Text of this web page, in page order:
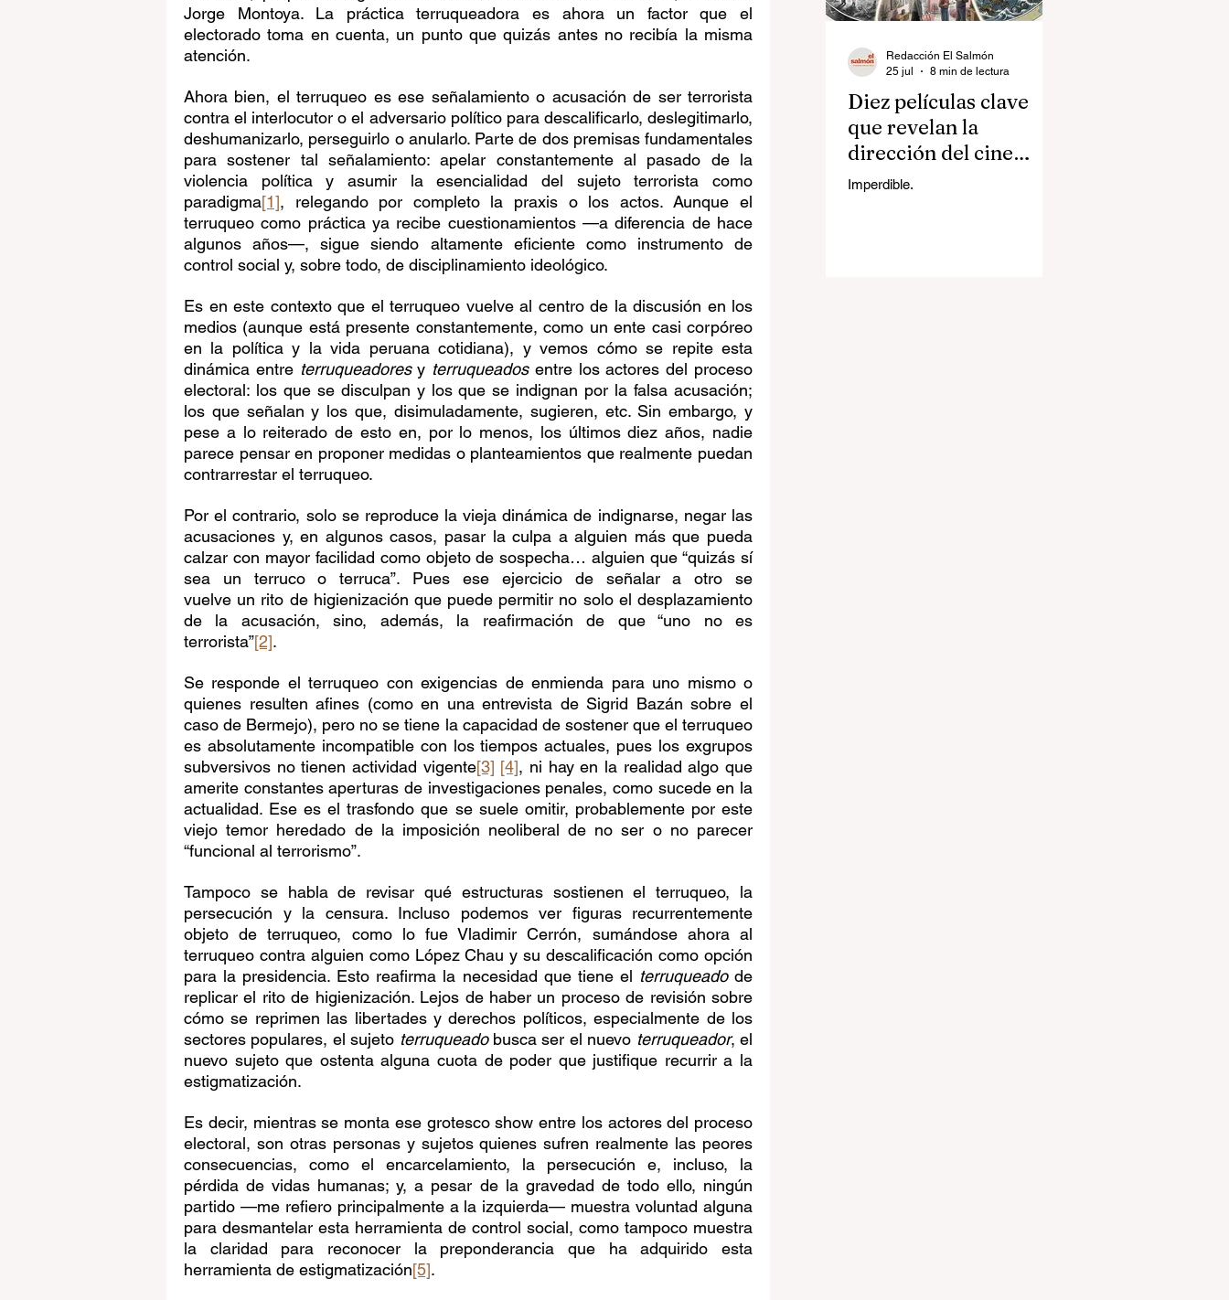
Jorge Montoya. La práctica terruqueadora es ahora un factor que el
electorado toma en cuenta, un punto que quizás antes no recibía la misma
atención.
Ahora bien, el terruqueo es ese señalamiento o acusación de ser terrorista
contra el interlocutor o el adversario político para descalificarlo, deslegitimarlo,
deshumanizarlo, perseguirlo o anularlo. Parte de dos premisas fundamentales
para sostener tal señalamiento: apelar constantemente al pasado de la
violencia política y asumir la esencialidad del sujeto terrorista como
paradigma[1], relegando por completo la praxis o los actos. Aunque el
terruqueo como práctica ya recibe cuestionamientos —a diferencia de hace
algunos años—, sigue siendo altamente eficiente como instrumento de
control social y, sobre todo, de disciplinamiento ideológico.
Es en este contexto que el terruqueo vuelve al centro de la discusión en los
medios (aunque está presente constantemente, como un ente casi corpóreo
en la política y la vida peruana cotidiana), y vemos cómo se repite esta
dinámica entre terruqueadores y terruqueados entre los actores del proceso
electoral: los que se disculpan y los que se indignan por la falsa acusación;
los que señalan y los que, disimuladamente, sugieren, etc. Sin embargo, y
pese a lo reiterado de esto en, por lo menos, los últimos diez años, nadie
parece pensar en proponer medidas o planteamientos que realmente puedan
contrarrestar el terruqueo.
Por el contrario, solo se reproduce la vieja dinámica de indignarse, negar las
acusaciones y, en algunos casos, pasar la culpa a alguien más que pueda
calzar con mayor facilidad como objeto de sospecha… alguien que “quizás sí
sea un terruco o terruca”. Pues ese ejercicio de señalar a otro se
vuelve un rito de higienización que puede permitir no solo el desplazamiento
de la acusación, sino, además, la reafirmación de que “uno no es
terrorista”[2].
Se responde el terruqueo con exigencias de enmienda para uno mismo o
quienes resulten afines (como en una entrevista de Sigrid Bazán sobre el
caso de Bermejo), pero no se tiene la capacidad de sostener que el terruqueo
es absolutamente incompatible con los tiempos actuales, pues los exgrupos
subversivos no tienen actividad vigente[3] [4], ni hay en la realidad algo que
amerite constantes aperturas de investigaciones penales, como sucede en la
actualidad. Ese es el trasfondo que se suele omitir, probablemente por este
viejo temor heredado de la imposición neoliberal de no ser o no parecer
“funcional al terrorismo”.
Tampoco se habla de revisar qué estructuras sostienen el terruqueo, la
persecución y la censura. Incluso podemos ver figuras recurrentemente
objeto de terruqueo, como lo fue Vladimir Cerrón, sumándose ahora al
terruqueo contra alguien como López Chau y su descalificación como opción
para la presidencia. Esto reafirma la necesidad que tiene el terruqueado de
replicar el rito de higienización. Lejos de haber un proceso de revisión sobre
cómo se reprimen las libertades y derechos políticos, especialmente de los
sectores populares, el sujeto terruqueado busca ser el nuevo terruqueador, el
nuevo sujeto que ostenta alguna cuota de poder que justifique recurrir a la
estigmatización.
Es decir, mientras se monta ese grotesco show entre los actores del proceso
electoral, son otras personas y sujetos quienes sufren realmente las peores
consecuencias, como el encarcelamiento, la persecución e, incluso, la
pérdida de vidas humanas; y, a pesar de la gravedad de todo ello, ningún
partido —me refiero principalmente a la izquierda— muestra voluntad alguna
para desmantelar esta herramienta de control social, como tampoco muestra
la claridad para reconocer la preponderancia que ha adquirido esta
herramienta de estigmatización[5].
Diez películas clave
que revelan la
dirección del cine
contemporáneo
Imperdible.
Redacción El Salmón
25 jul
8 min de lectura